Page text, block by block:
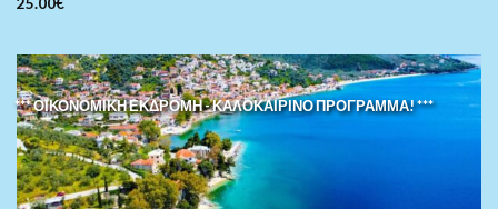
25.00€
*** ΟΙΚΟΝΟΜΙΚΗ ΕΚΔΡΟΜΗ - ΚΑΛΟΚΑΙΡΙΝΟ ΠΡΟΓΡΑΜΜΑ! ***